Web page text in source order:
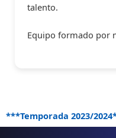
talento.
Equipo formado por
***Temporada 2023/